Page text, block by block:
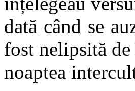
dată când se
fost nelipsită de
noaptea